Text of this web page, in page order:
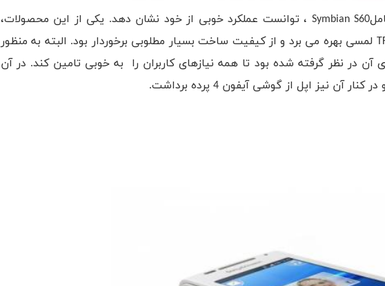
سونی در سال 2010 با عرضه موبایلهایی با سیستم عاملSymbian S60 ، توانست عملکرد خوبی از خود نشان دهد. یکی از این محصولات،
گوشی Vivaz Pro بود که از صفحه نمایش 3.2 اینچی TFT لمسی بهره می برد و از کیفیت ساخت بسیار مطلوبی برخوردار بود. البته به منظور
در نظر گرفته شده بود تا همه نیازهای کاربران را به خوبی تامین کند. در آن